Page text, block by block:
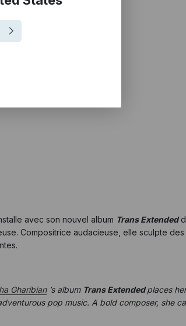
avec son nouvel album Trans Extended
Compositrice audacieuse, elle sculpte
Gharibian’s album Trans Extendedplaces
pop music. A bold composer, she